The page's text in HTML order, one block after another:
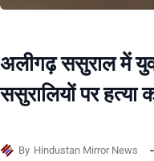
अलीगढ़ ससुराल में
ससुरालियों पर हत्या
By Hindustan Mirror News